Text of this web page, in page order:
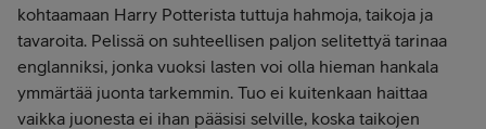
kohtaamaan Harry Potterista tuttuja hahmoja, taikoja ja
tavaroita. Pelissä on suhteellisen paljon selitettyä tarinaa
englanniksi, jonka vuoksi lasten voi olla hieman hankala
ymmärtää juonta tarkemmin. Tuo ei kuitenkaan haittaa
vaikka juonesta ei ihan pääsisi selville, koska taikojen